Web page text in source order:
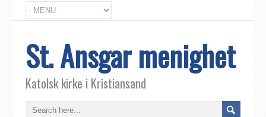
St. Ansgar menighet
Katolsk kirke i Kristiansand